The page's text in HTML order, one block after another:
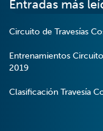
Entradas más
Circuito de Travesías
Entrenamientos
2019
Clasificación Travesía